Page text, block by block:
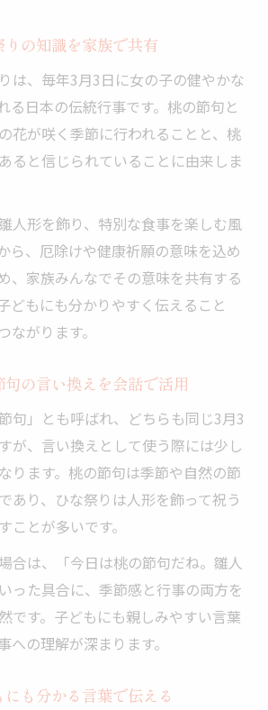
の知識を家族で共有
は、毎年3月3日に女の子の健やかな
る日本の伝統行事です。桃の節句と
花が咲く季節に行われることと、桃
ると信じられていることに由来しま
人形を飾り、特別な食事を楽しむ風
ら、厄除けや健康祈願の意味を込め
、家族みんなでその意味を共有する
どもにも分かりやすく伝えること
ながります。
の言い換えを会話で活用
句」とも呼ばれ、どちらも同じ3月3
が、言い換えとして使う際には少し
ります。桃の節句は季節や自然の節
あり、ひな祭りは人形を飾って祝う
ことが多いです。
合は、「今日は桃の節句だね。雛人
った具合に、季節感と行事の両方を
です。子どもにも親しみやすい言葉
への理解が深まります。
も分かる言葉で伝える